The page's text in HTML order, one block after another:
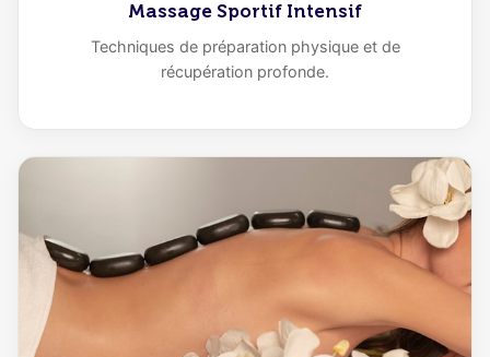
Massage Sportif Intensif
Techniques de préparation physique et de
récupération profonde.